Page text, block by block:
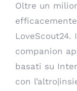
Oltre un
companion
basati su
con